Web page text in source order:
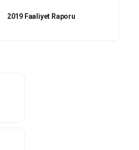
2019 Faaliyet Raporu